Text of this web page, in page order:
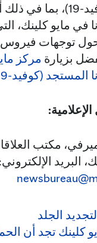
المستجد (كوفيد-19)،
مايو كلينك،
يومًا حول توجهات
مركز
(كوفيد-19)
مكتب
البريد الإلكتروني:
لتجديد الجلد
كلينك تجد أن